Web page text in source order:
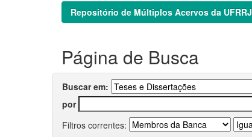
Repositório de Múltiplos Acervos da UFRRJ
Página de Busca
Buscar em:
por
Filtros correntes: